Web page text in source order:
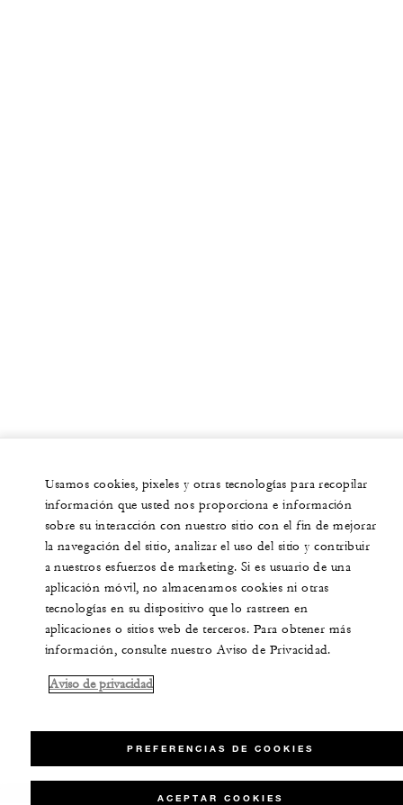
Usamos cookies, pixeles y otras tecnologías para recopilar
información que usted nos proporciona e información
sobre su interacción con nuestro sitio con el fin de mejorar
la navegación del sitio, analizar el uso del sitio y contribuir
a nuestros esfuerzos de marketing. Si es usuario de una
aplicación móvil, no almacenamos cookies ni otras
tecnologías en su dispositivo que lo rastreen en
aplicaciones o sitios web de terceros. Para obtener más
información, consulte nuestro Aviso de Privacidad.
Aviso de privacidad
PREFERENCIAS DE COOKIES
ACEPTAR COOKIES